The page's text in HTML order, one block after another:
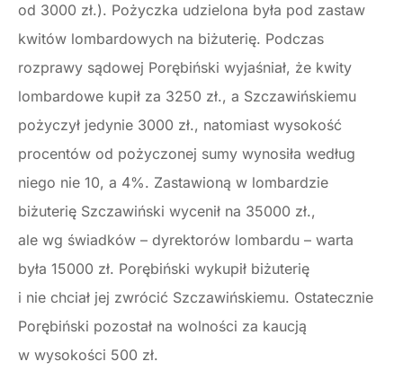
od 3000 zł.). Pożyczka udzielona była pod zastaw
kwitów lombardowych na biżuterię. Podczas
rozprawy sądowej Porębiński wyjaśniał, że kwity
lombardowe kupił za 3250 zł., a Szczawińskiemu
pożyczył jedynie 3000 zł., natomiast wysokość
procentów od pożyczonej sumy wynosiła według
niego nie 10, a 4%. Zastawioną w lombardzie
biżuterię Szczawiński wycenił na 35000 zł.,
ale wg świadków – dyrektorów lombardu – warta
była 15000 zł. Porębiński wykupił biżuterię
i nie chciał jej zwrócić Szczawińskiemu. Ostatecznie
Porębiński pozostał na wolności za kaucją
w wysokości 500 zł.